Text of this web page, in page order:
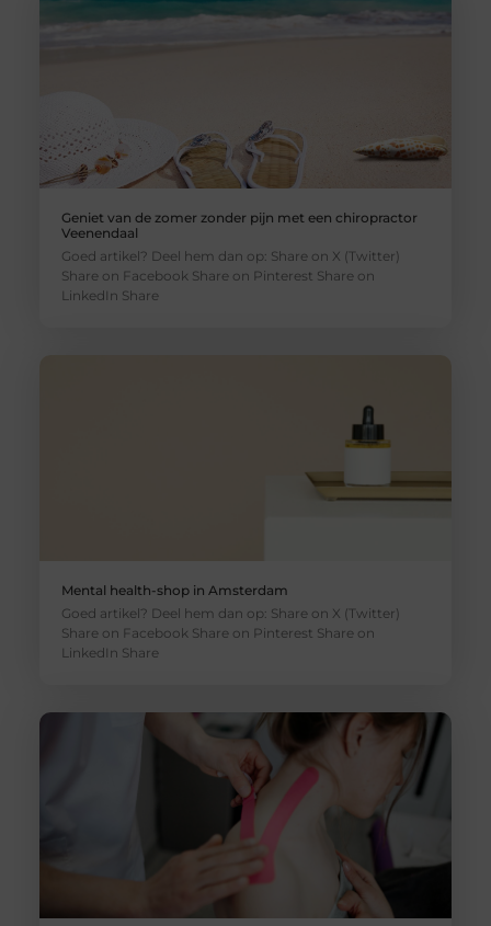
Geniet van de zomer zonder pijn met een chiropractor
Veenendaal
Goed artikel? Deel hem dan op: Share on X (Twitter)
Share on Facebook Share on Pinterest Share on
LinkedIn Share
Mental health-shop in Amsterdam
Goed artikel? Deel hem dan op: Share on X (Twitter)
Share on Facebook Share on Pinterest Share on
LinkedIn Share